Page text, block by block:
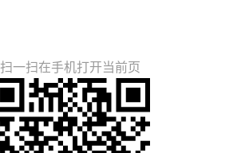
扫一扫在手机打开当前页